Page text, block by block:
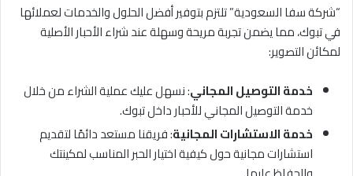
“شركة سفا السعودية” تلتزم بتوفير أفضل الحلول والخدمات لعملائها
في تبوك، مما يضمن تجربة مريحة وسهلة عند شراء الأحبار الأصلية
لمكائن التصوير:
خدمة التوصيل المجاني: نسهل عليك عملية الشراء من خلال
خدمة التوصيل المجاني للأحبار داخل تبوك.
خدمة الاستشارات المجانية: فريقنا مستعد دائمًا لتقديم
استشارات مجانية حول كيفية اختيار الحبر المناسب لمكينتك